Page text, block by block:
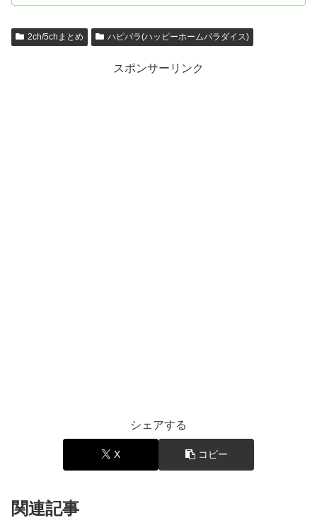
2ch/5chまとめ ハピパラ(ハッピーホームパラダイス)
スポンサーリンク
シェアする
X コピー
関連記事